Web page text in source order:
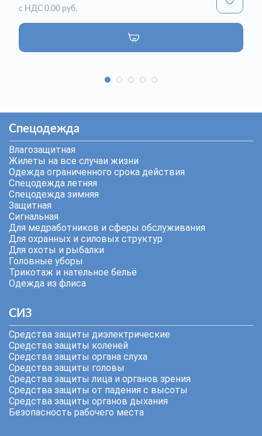
с НДС 0.00 руб.
Спецодежда
Влагозащитная
Жилеты на все случаи жизни
Одежда ограниченного срока действия
Спецодежда летняя
Спецодежда зимняя
Защитная
Сигнальная
Для медработников и сферы обслуживания
Для охранных и силовых структур
Для охоты и рыбалки
Головные уборы
Трикотаж и нательное бельё
Одежда из флиса
СИЗ
Средства защиты диэлектрические
Средства защиты коленей
Средства защиты органа слуха
Средства защиты головы
Средства защиты лица и органов зрения
Средства защиты от падения с высоты
Средства защиты органов дыхания
Безопасность рабочего места